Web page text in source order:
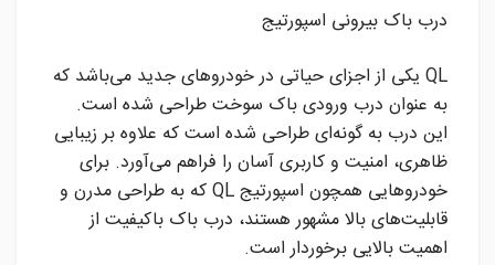
درب باک بیرونی اسپورتیج
QL یکی از اجزای حیاتی در خودروهای جدید می‌باشد که
به عنوان درب ورودی باک سوخت طراحی شده است.
این درب به گونه‌ای طراحی شده است که علاوه بر زیبایی
ظاهری، امنیت و کاربری آسان را فراهم می‌آورد. برای
خودروهایی همچون اسپورتیج QL که به طراحی مدرن و
قابلیت‌های بالا مشهور هستند، درب باک باکیفیت از
اهمیت بالایی برخوردار است.